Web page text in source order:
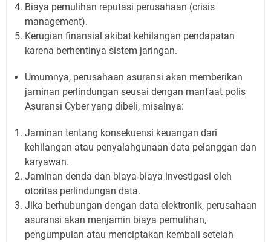
Biaya pemulihan reputasi perusahaan (crisis
management).
Kerugian finansial akibat kehilangan pendapatan
karena berhentinya sistem jaringan.
Umumnya, perusahaan asuransi akan memberikan
jaminan perlindungan seusai dengan manfaat polis
Asuransi Cyber yang dibeli, misalnya:
Jaminan tentang konsekuensi keuangan dari
kehilangan atau penyalahgunaan data pelanggan dan
karyawan.
Jaminan denda dan biaya-biaya investigasi oleh
otoritas perlindungan data.
Jika berhubungan dengan data elektronik, perusahaan
asuransi akan menjamin biaya pemulihan,
pengumpulan atau menciptakan kembali setelah